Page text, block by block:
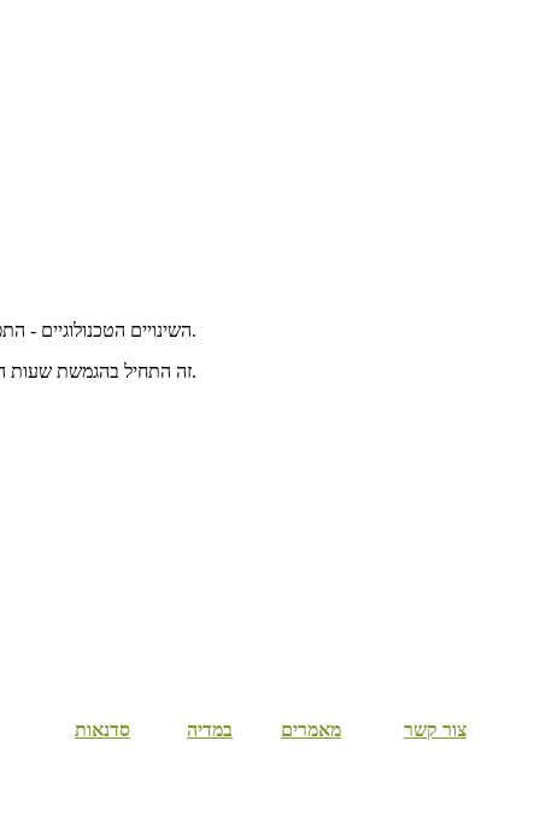
השינויים הטכנולוגיים - התפתחות האינטרנט, התקשורת הסלולרית וכו', יצרו אפשרויות העסקה מגוונות.
זה התחיל בהגמשת שעות העבודה, המשיך בעבודה חלקית מהבית וכיום יש עובדים שכירים שכל עבודתם מתנהלת מהבית כגון, אנשי מכירות טלפוניות, יועצים ומוכרים בשוק ההון.
קרה לכם שדיברתם עם מישהו אבל החשיבה שלכם נדדה למקומות אחרים? סדנאות במדיה מאמרים צור קשר